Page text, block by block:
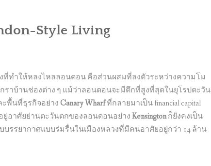
Style Living
ที่ทำให้หลงไหลลอนดอน คือส่วนผสมที่ลงตัวระหว่างความโม
าบ้านช่องต่าง ๆ แม้ว่าลอนดอนจะมีตึกที่สูงที่สุดในยุโรปตะวัน
ะพื้นที่ธุรกิจอย่าง Canary Wharfที่กลายมาเป็น financial capital
อาศัยย่านตะวันตกของลอนดอนอย่างKensingtonก็ยังคงเป็น
บรรยากาศแบบร่มรื่นในเมืองหลวงที่มีคนอาศัยอยู่กว่า 14 ล้าน